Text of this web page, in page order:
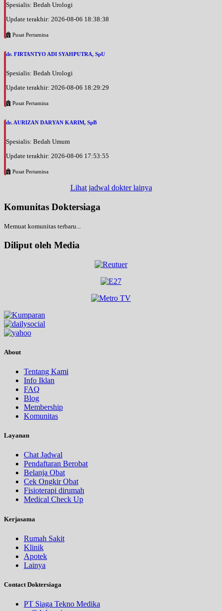
Spesialis: Bedah Urologi
Update terakhir: 2026-08-06 18:38:38
Pusat Pertamina
dr. FIRTANTYO ADI SYAHPUTRA, SpU
Spesialis: Bedah Urologi
Update terakhir: 2026-08-06 18:29:29
Pusat Pertamina
dr. AURIZAN DARYAN KARIM, SpB
Spesialis: Bedah Umum
Update terakhir: 2026-08-06 17:53:55
Pusat Pertamina
Lihat jadwal dokter lainya
Komunitas Doktersiaga
Memuat komunitas terbaru...
Diliput oleh Media
About
Tentang Kami
Info Iklan
FAQ
Blog
Membership
Komunitas
Layanan
Chat Jadwal
Pendaftaran Berobat
Belanja Obat
Cek Ongkir Obat
Fisioterapi dirumah
Medical Check Up
Kerjasama
Rumah Sakit
Klinik
Apotek
Lainya
Contact Doktersiaga
PT Siaga Tekno Medika